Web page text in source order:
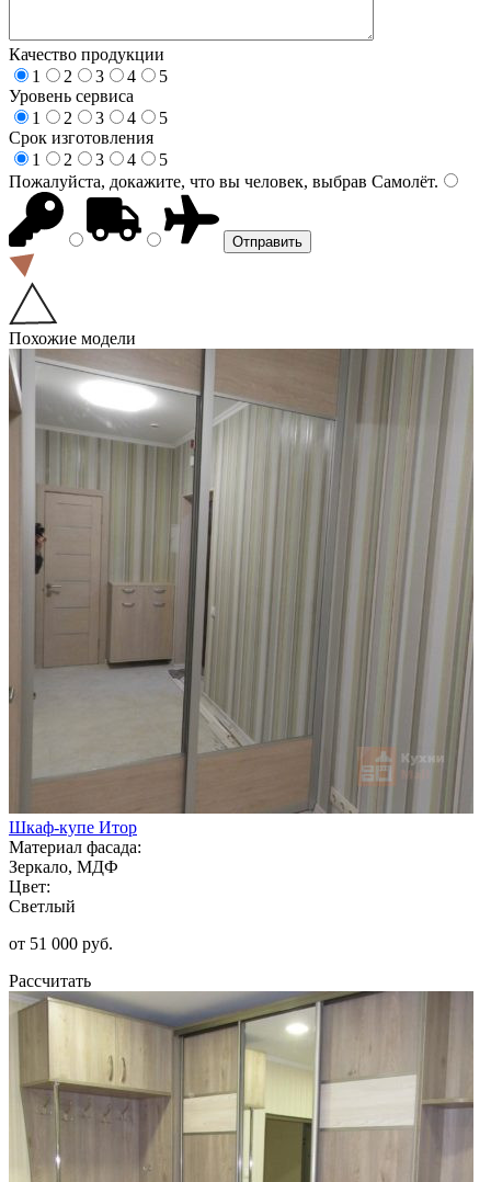
Качество продукции
1
2 3 4
5
Уровень сервиса
1
2 3 4
5
Срок изготовления
1
2 3 4
5
Пожалуйста, докажите, что вы человек, выбрав Самолёт.
Похожие модели
Шкаф-купе Итор
Материал фасада:
Зеркало, МДФ
Цвет:
Светлый
от 51 000 руб.
Рассчитать